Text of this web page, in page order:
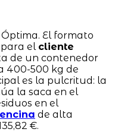
Óptima. El formato
el cliente
de un contenedor
400-500 kg de
es la pulcritud: la
la saca en el
en el
de alta
€.